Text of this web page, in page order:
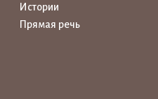
Истории
Прямая речь